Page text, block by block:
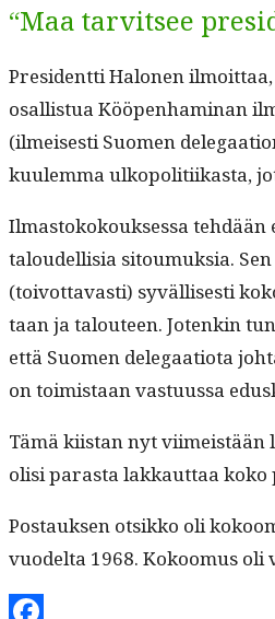
“Maa tarvitsee
Pres­i­dent­ti Halo­nen
osal­lis­tua Kööpen­ham­i­nan
(ilmeis­es­ti Suomen
kuulem­ma ulkopoli­ti­ikas­ta,
Ilmas­tokok­ouk­ses­sa tehdään
taloudel­lisia sitoumuk­sia.
(toiv­ot­tavasti) syväl­lis­es­ti
taan ja talouteen. Jotenkin
että Suomen del­e­gaa­tio­ta
on toimis­taan vas­tu­us­sa
Tämä kiis­tan nyt viimeistään
olisi paras­ta lakkaut­taa
Postauk­sen otsikko oli
vuodelta 1968. Kokoomus oli